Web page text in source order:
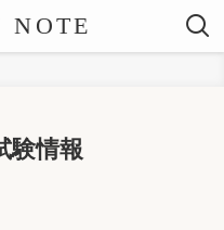
NOTE
験情報